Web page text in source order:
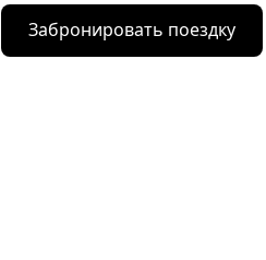
Забронировать поездку